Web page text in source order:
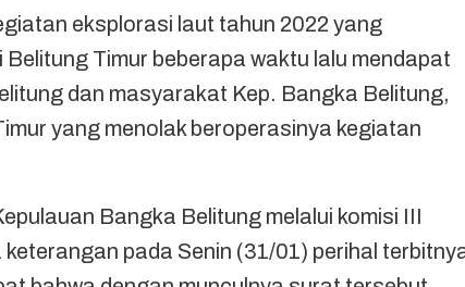
eksplorasi laut tahun 2022 yang
Timur beberapa waktu lalu mendapat
dan masyarakat Kep. Bangka Belitung,
yang menolak beroperasinya kegiatan
Bangka Belitung melalui komisi III
pada Senin (31/01) perihal